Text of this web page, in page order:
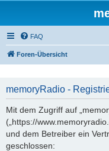
FAQ
Foren-Übersicht
memoryRadio -
Mit dem Zugriff auf
(„https://
und dem Betreiber ein
geschlossen: